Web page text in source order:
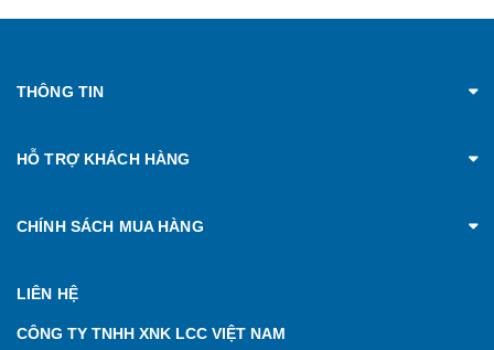
THÔNG TIN
HỖ TRỢ KHÁCH HÀNG
CHÍNH SÁCH MUA HÀNG
LIÊN HỆ
CÔNG TY TNHH XNK LCC VIỆT NAM